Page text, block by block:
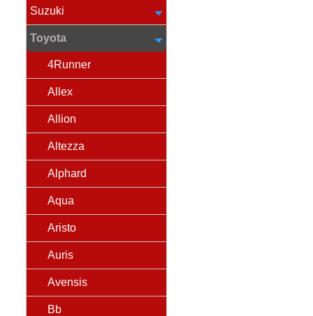
Suzuki
Toyota
4Runner
Allex
Allion
Altezza
Alphard
Aqua
Aristo
Auris
Avensis
Bb